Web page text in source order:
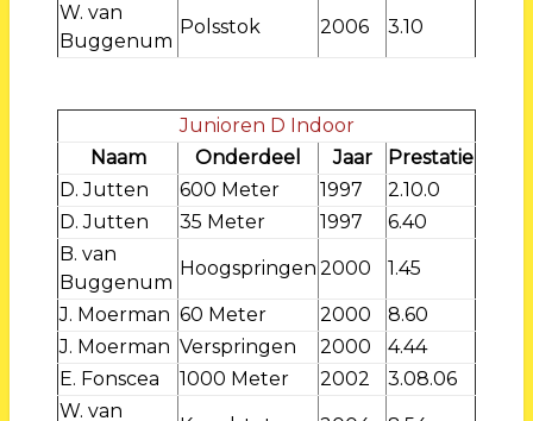
W. van
Buggenum
Polsstok 2006 3.10
Junioren D Indoor
Naam
Onderdeel Jaar
Prestatie
D. Jutten
600 Meter 1997
2.10.0
D. Jutten
35 Meter 1997
6.40
B. van
Buggenum
Hoogspringen 2000 1.45
J. Moerman 60 Meter 2000
8.60
J. Moerman Verspringen 2000
4.44
E. Fonscea
1000 Meter 2002
3.08.06
W. van